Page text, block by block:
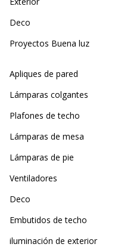
Deco
Proyectos Buena luz
Apliques de pared
Lámparas colgantes
Plafones de techo
Lámparas de mesa
Lámparas de pie
Ventiladores
Deco
Embutidos de techo
iluminación de exterior